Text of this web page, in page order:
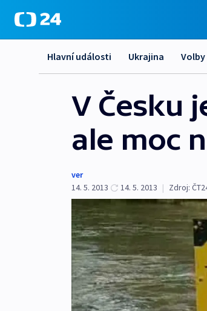
Hlavní události Ukrajina Volby
V Česku
ale moc
ver
14. 5. 2013
14. 5. 2013 | Zdroj: